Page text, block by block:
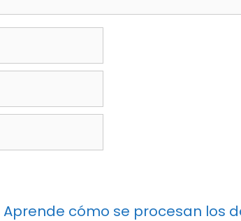
Aprende cómo se procesan los